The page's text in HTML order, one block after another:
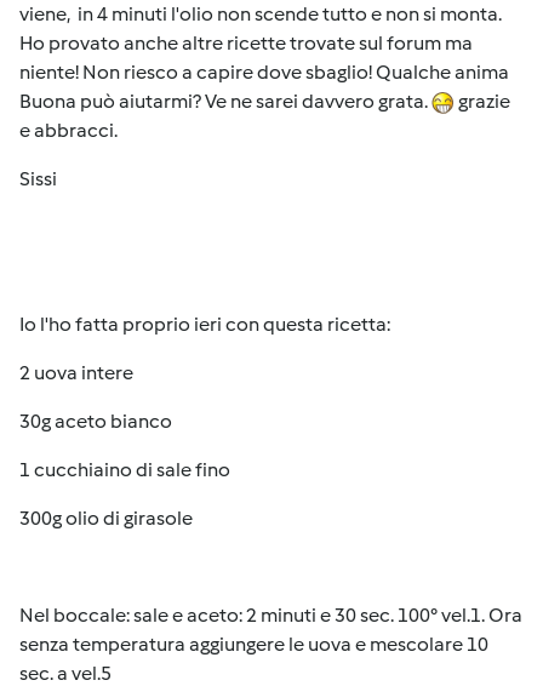
viene, in 4 minuti l'olio non scende tutto e non si monta.
Ho provato anche altre ricette trovate sul forum ma
niente! Non riesco a capire dove sbaglio! Qualche anima
Buona può aiutarmi? Ve ne sarei davvero grata.
grazie
e abbracci.
Sissi
Io l'ho fatta proprio ieri con questa ricetta:
2 uova intere
30g aceto bianco
1 cucchiaino di sale fino
300g olio di girasole
Nel boccale: sale e aceto: 2 minuti e 30 sec. 100° vel.1. Ora
senza temperatura aggiungere le uova e mescolare 10
sec. a vel.5